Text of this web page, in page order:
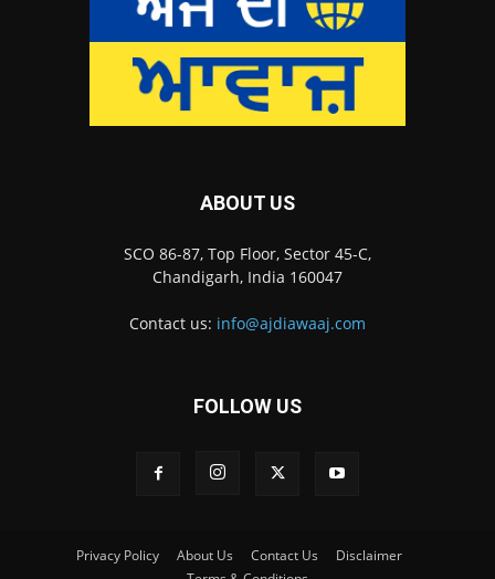
ABOUT US
SCO 86-87, Top Floor, Sector 45-C,
Chandigarh, India 160047
Contact us: info@ajdiawaaj.com
FOLLOW US
Privacy Policy About Us Contact Us
Disclaimer